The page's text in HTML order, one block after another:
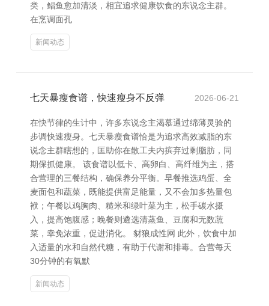
类，鲳鱼愈加清淡，相宜追求健康饮食的东说念主群。
在烹调面孔
新闻动态
七天暴瘦食谱，快速瘦身不反弹 2026-06-21
在快节律的生计中，许多东说念主渴慕通过绵薄灵验的
步调快速瘦身。七天暴瘦食谱恰是为追求高效减脂的东
说念主群瞎想的，匡助你在散工夫内摈弃过剩脂肪，同
期保抓健康。 该食谱以低卡、高卵白、高纤维为主，搭
合营理的三餐结构，确保养分平衡。早餐推选鸡蛋、全
麦面包和蔬菜，既能提供富足能量，又不会加多热量包
袱；午餐以鸡胸肉、糙米和绿叶菜为主，松手碳水摄
入，提高饱腹感；晚餐则遴选清蒸鱼、豆腐和无数蔬
菜，幸免浓重，促进消化。 豺狼成性网 此外，饮食中加
入适量的水和自然代糖，有助于代谢和排毒。合营每天
30分钟的有氧默
新闻动态